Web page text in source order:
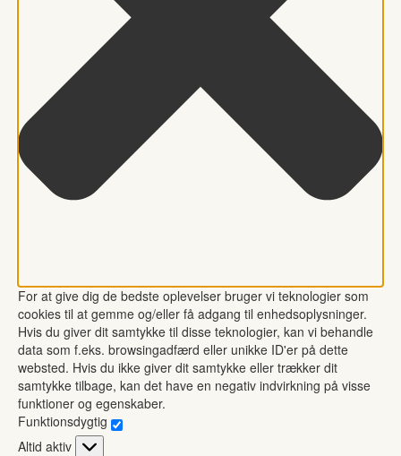
For at give dig de bedste oplevelser bruger vi teknologier som
cookies til at gemme og/eller få adgang til enhedsoplysninger.
Hvis du giver dit samtykke til disse teknologier, kan vi behandle
data som f.eks. browsingadfærd eller unikke ID'er på dette
websted. Hvis du ikke giver dit samtykke eller trækker dit
samtykke tilbage, kan det have en negativ indvirkning på visse
funktioner og egenskaber.
Funktionsdygtig
Funktionsdygtig
Altid aktiv